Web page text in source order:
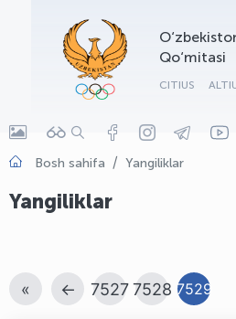
Qo‘mitasi
CITIUS
Bosh sahifa Yangiliklar
Yangiliklar
« ← 75277528 7529
OLYMPCHIK AI - yordamchi
Onlayn · olympic.uz